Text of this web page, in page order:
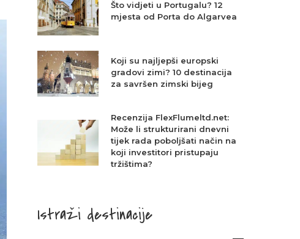
Što vidjeti u Portugalu? 12
mjesta od Porta do Algarvea
Koji su najljepši europski
gradovi zimi? 10 destinacija
za savršen zimski bijeg
Recenzija FlexFlumeltd.net:
Može li strukturirani dnevni
tijek rada poboljšati način na
koji investitori pristupaju
tržištima?
Istraži destinacije